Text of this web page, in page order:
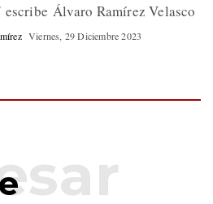
escribe Álvaro Ramírez Velasco
Viernes, 29 Diciembre 2023